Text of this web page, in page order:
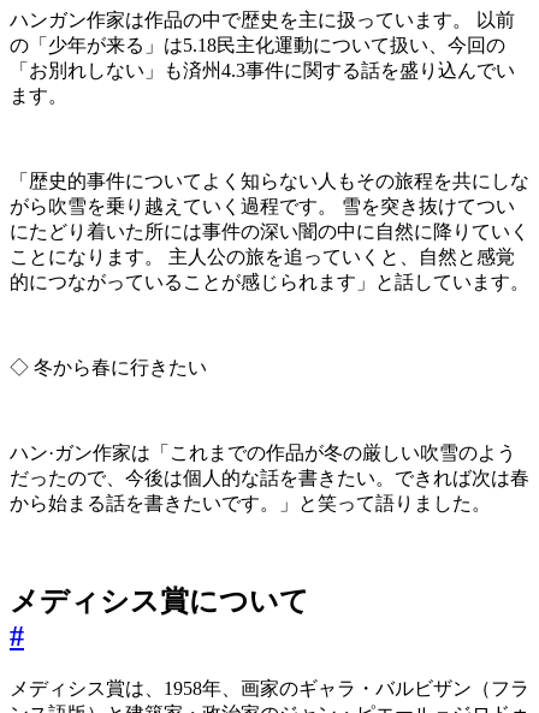
ハンガン作家は作品の中で歴史を主に扱っています。 以前
の「少年が来る」は5.18民主化運動について扱い、今回の
「お別れしない」も済州4.3事件に関する話を盛り込んでい
ます。
「歴史的事件についてよく知らない人もその旅程を共にしな
がら吹雪を乗り越えていく過程です。 雪を突き抜けてつい
にたどり着いた所には事件の深い闇の中に自然に降りていく
ことになります。 主人公の旅を追っていくと、自然と感覚
的につながっていることが感じられます」と話しています。
◇ 冬から春に行きたい
ハン·ガン作家は「これまでの作品が冬の厳しい吹雪のよう
だったので、今後は個人的な話を書きたい。できれば次は春
から始まる話を書きたいです。」と笑って語りました。
メディシス賞について
#
メディシス賞は、1958年、画家のギャラ・バルビザン（フラ